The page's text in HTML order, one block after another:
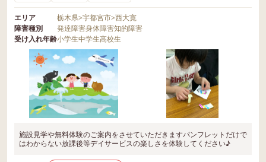
エリア 栃木県>宇都宮市>西大寛
障害種別
発達障害身体障害知的障害
受け入れ年齢小学生中学生高校生
施設見学や無料体験のご案内をさせていただきますパンフレットだけで
はわからない放課後等デイサービスの楽しさを体験してください♪